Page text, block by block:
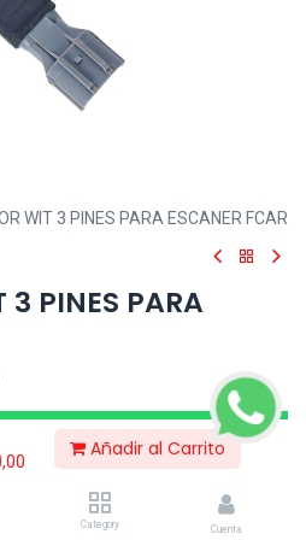
Añadir al Carrito
Category Cuenta
WIT 3 PINES PARA ESCANER FCAR
3 PINES PARA
Consultar Precio